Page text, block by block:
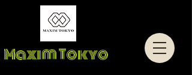
Maxim Tokyo